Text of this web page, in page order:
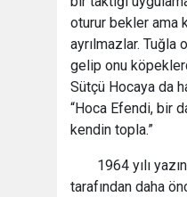
oturur bekler ama
ayrılmazlar. Tuğla
gelip onu
Sütçü Hocaya da
“Hoca Efendi, bir
kendin topla.”
1964 yılı
tarafından daha